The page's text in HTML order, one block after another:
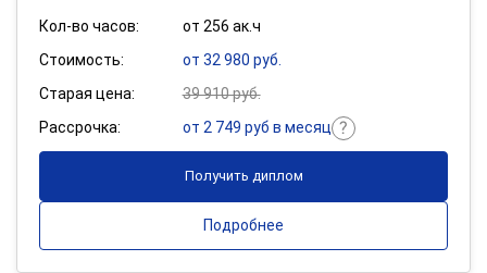
Кол-во часов:
от 256 ак.ч
Стоимость:
от 32 980 руб.
Старая цена:
39 910 руб.
Рассрочка:
от 2 749 руб в месяц
Получить диплом
Подробнее